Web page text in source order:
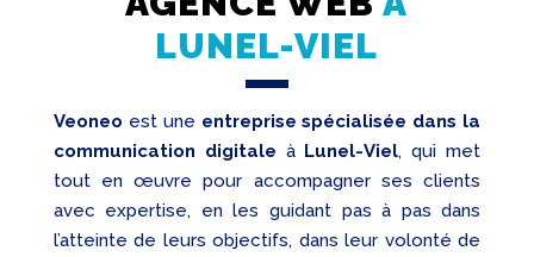
Création
Web
Referencement
Réseaux
sociaux
Audit
LUNEL-VIEL
Veoneo est une entreprise spécialisée dans la
communication digitale à Lunel-Viel, qui met
tout en œuvre pour accompagner ses clients
avec expertise, en les guidant pas à pas dans
l’atteinte de leurs objectifs, dans leur volonté de